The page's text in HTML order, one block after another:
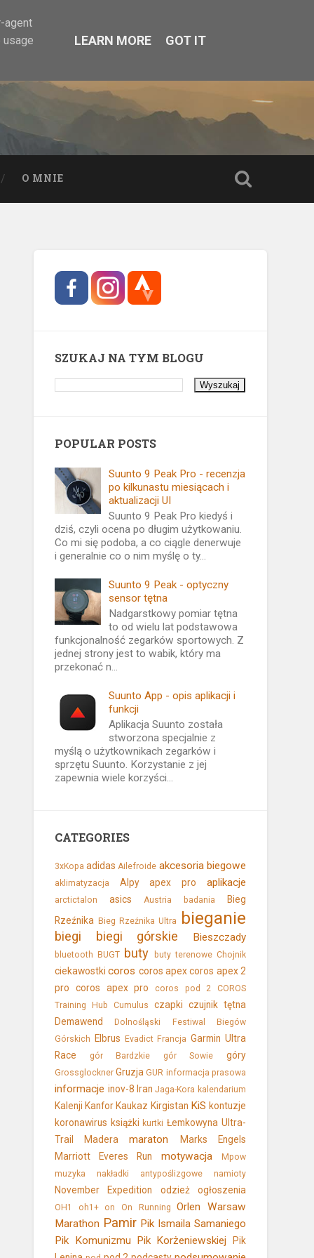
O MNIE
SZUKAJ NA TYM BLOGU
POPULAR POSTS
Suunto 9 Peak Pro - recenzja
po kilkunastu miesiącach i
aktualizacji UI
Suunto 9 Peak Pro kiedyś i
dziś, czyli ocena po długim użytkowaniu.
Co mi się podoba, a co ciągle denerwuje
i generalnie co o nim myślę o ty...
Suunto 9 Peak - optyczny
sensor tętna
Nadgarstkowy pomiar tętna
to od wielu lat podstawowa
funkcjonalność zegarków sportowych. Z
jednej strony jest to wabik, który ma
przekonać n...
Suunto App - opis aplikacji i
funkcji
Aplikacja Suunto została
stworzona specjalnie z
myślą o użytkownikach zegarków i
sprzętu Suunto. Korzystanie z jej
zapewnia wiele korzyści...
CATEGORIES
3xKopa adidas Ailefroide akcesoria biegowe
aklimatyzacja Alpy apex pro aplikacje
arctictalon asics Austria badania
Bieg
Rzeźnika Bieg Rzeźnika Ultra bieganie
biegi biegi górskie Bieszczady
bluetooth BUGT buty buty terenowe Chojnik
ciekawostki coros coros apex coros apex 2
pro
coros apex pro coros pod 2
COROS
Training Hub
Cumulus czapki czujnik tętna
Demawend
Dolnośląski Festiwal Biegów
Górskich
Elbrus Evadict Francja Garmin Ultra
Race
gór Bardzkie gór Sowie góry
Grossglockner Gruzja GUR informacja prasowa
informacje inov-8 Iran Jaga-Kora kalendarium
Kalenji Kanfor Kaukaz Kirgistan KiS kontuzje
koronawirus książki kurtki Łemkowyna Ultra-
Trail
Madera maraton
Marks Engels
Marriott Everes Run
motywacja
Mpow
muzyka
nakładki antypoślizgowe namioty
November Expedition odzież ogłoszenia
OH1 oh1+ on On Running
Orlen Warsaw
Marathon Pamir Pik Ismaila Samaniego
Pik Komunizmu
Pik Korżeniewskiej
Pik
agent
usage
LEARN MORE GOT IT